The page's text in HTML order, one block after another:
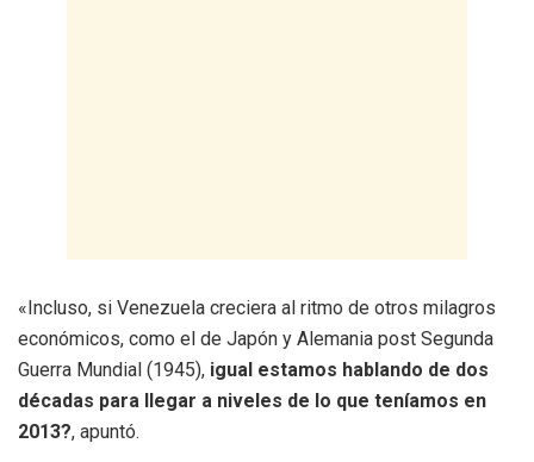
«Incluso, si Venezuela creciera al ritmo de otros milagros
económicos, como el de Japón y Alemania post Segunda
Guerra Mundial (1945), igual estamos hablando de dos
décadas para llegar a niveles de lo que teníamos en
2013?, apuntó.